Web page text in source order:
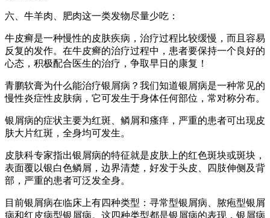
六、牛羊肉、肥肉这一类发物尽量少吃：
牛皮癣是一种慢性的皮肤疾病，治疗过程比较缓慢，而且容易
反复的发作。在牛皮癣的治疗过程中，患者要保持一个良好的
心态，积极配合医生的治疗，争取早日的康复！
青鹏软膏为什么能治疗银屑病？我们知道银屑病是一种常见的
慢性炎症性皮肤病，它可发生于身体任何部位，常对称分布。
银屑病的症状主要为红斑、鳞屑和瘙痒，严重的患者可出现皮
肤大片红斑，全身均可发生。
皮肤科专家指出银屑病的特征就是皮肤上的红色斑块或斑块，
表面覆以银白色鳞屑，边界清楚，好发于头皮、四肢伸侧及背
部，严重的患者可泛发全身。
目前银屑病在临床上有四种类型：寻常型银屑病、脓疱型银屑
病和红皮病型银屑病。这四种类型都是银屑病的表现，银屑病